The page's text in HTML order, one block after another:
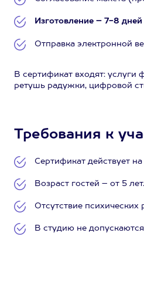
Изготовление – 7-8
Отправка электронной
В сертификат входят: услуги
ретушь радужки, цифровой
Требования к
Сертификат действует
Возраст гостей – от 5
Отсутствие психических
В студию не